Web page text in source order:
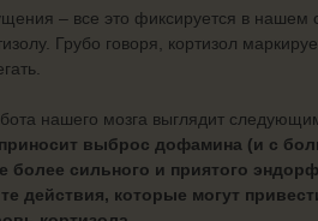
– все это фиксируется в нашем
Грубо говоря, кортизол
нашего мозга выглядит
приносит выброс дофамина (и с
сильного и приятого
действия, которые могут